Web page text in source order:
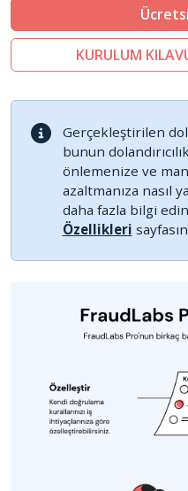
Ecwid by Lightspeed
WISECP
ThirtyBees
Shopware
Sylius
KURULUM
Gerçekleştirilen
bunun
önlemenize ve
azaltmanıza nasıl
daha fazla bilgi
Özellikleri